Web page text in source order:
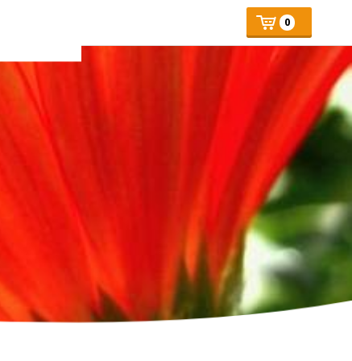
Mijn
winkelmand
Number
of
articles:
0